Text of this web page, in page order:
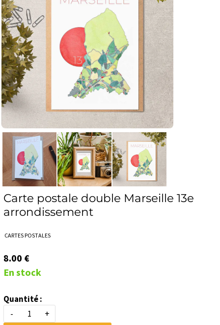
Carte postale double Marseille 13e
arrondissement
CARTES POSTALES
8.00 €
En stock
Quantité :
- +